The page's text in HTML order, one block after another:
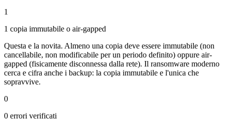
1
1 copia immutabile o air-gapped
Questa e la novita. Almeno una copia deve essere immutabile (non
cancellabile, non modificabile per un periodo definito) oppure air-
gapped (fisicamente disconnessa dalla rete). Il ransomware moderno
cerca e cifra anche i backup: la copia immutabile e l'unica che
sopravvive.
0
0 errori verificati